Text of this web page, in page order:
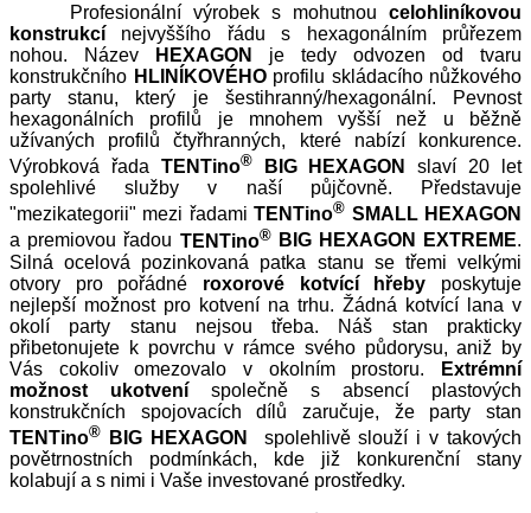
Profesionální výrobek s mohutnoucelohliníkovou
konstrukcí nejvyššího řádu s hexagonálním průřezem
nohou. Název
HEXAGON
je tedy odvozen od tvaru
konstrukčního HLINÍKOVÉHOprofilu skládacího nůžkového
party stanu, který je šestihranný/hexagonální. Pevnost
hexagonálních profilů je mnohem vyšší než u běžně
užívaných profilů čtyřhranných, které nabízí konkurence.
Výrobková řada TENTino®BIG HEXAGONslaví 20 let
spolehlivé služby v naší půjčovně. Představuje
"mezikategorii" mezi řadamiTENTino® SMALL HEXAGON
a premiovou řadou TENTino® BIG HEXAGON EXTREME.
Silná ocelová pozinkovaná patka stanu se třemi velkými
otvory pro pořádné roxorové kotvící hřeby poskytuje
nejlepší možnost pro kotvení na trhu. Žádná kotvící lana v
okolí party stanu nejsou třeba. Náš stan prakticky
přibetonujete k povrchu v rámce svého půdorysu, aniž by
Vás cokoliv omezovalo v okolním prostoru.
Extrémní
možnost ukotvení společně s absencí plastových
konstrukčních spojovacích dílů zaručuje, že party stan
TENTino® BIG HEXAGON
spolehlivě slouží i v takových
povětrnostních podmínkách, kde již konkurenční stany
kolabují a s nimi i Vaše investované prostředky.